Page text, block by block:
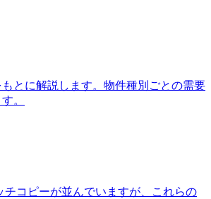
とに解説します。物件種別ごとの需要
。
コピーが並んでいますが、これらの